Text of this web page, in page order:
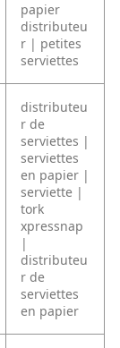
papier
distributeu
r | petites
serviettes
distributeu
r de
serviettes |
serviettes
en papier |
serviette |
tork
xpressnap
|
distributeu
r de
serviettes
en papier